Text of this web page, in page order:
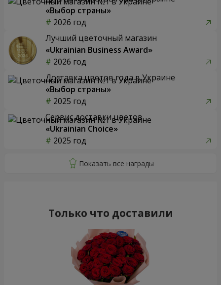
«Выбор страны»
2026 год
Лучший цветочный магазин
«Ukrainian Business Award»
2026 год
Доставка цветов года в Украине
«Выбор страны»
2025 год
Сервис доставки цветов
«Ukrainian Choice»
2025 год
Только что доставили